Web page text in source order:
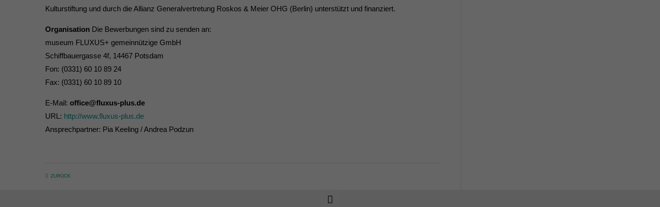
Kulturstiftung und durch die Allianz Generalvertretung Roskos & Meier OHG (Berlin) unterstützt und finanziert.
Organisation Die Bewerbungen sind zu senden an:
museum FLUXUS+ gemeinnützige GmbH
Schiffbauergasse 4f, 14467 Potsdam
Fon: (0331) 60 10 89 24
Fax: (0331) 60 10 89 10
E-Mail: office@fluxus-plus.de
URL: http://www.fluxus-plus.de
Ansprechpartner: Pia Keeling / Andrea Podzun
ZURÜCK